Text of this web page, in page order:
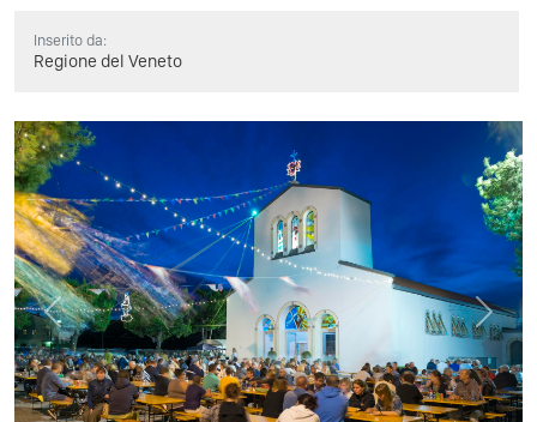
Inserito da:
Regione del Veneto
Previous Next